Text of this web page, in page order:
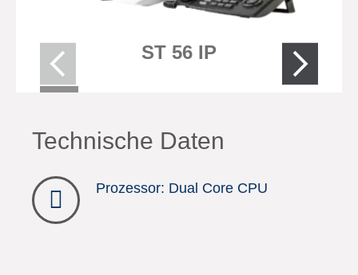
ST 56 IP
Technische Daten
Prozessor: Dual Core CPU